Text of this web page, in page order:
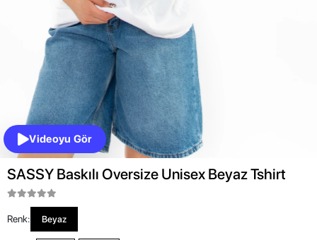
Videoyu Gör
SASSY Baskılı Oversize Unisex Beyaz Tshirt
Renk: Beyaz